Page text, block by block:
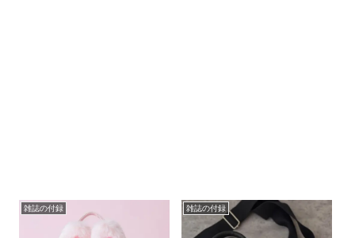
雑誌の付録 雑誌の付録